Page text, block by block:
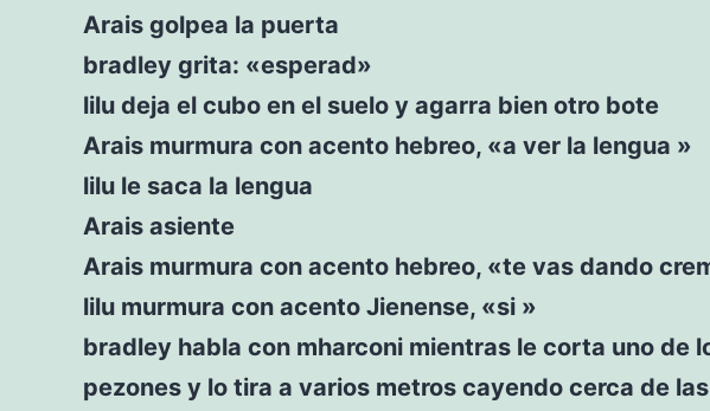
Arais golpea la puerta
bradley grita: «esperad»
lilu deja el cubo en el suelo y agarra bien otro bote
Arais murmura con acento hebreo, «a ver la lengua »
lilu le saca la lengua
Arais asiente
Arais murmura con acento hebreo, «te vas dando
lilu murmura con acento Jienense, «si »
bradley habla con mharconi mientras le corta uno de
pezones y lo tira a varios metros cayendo cerca de